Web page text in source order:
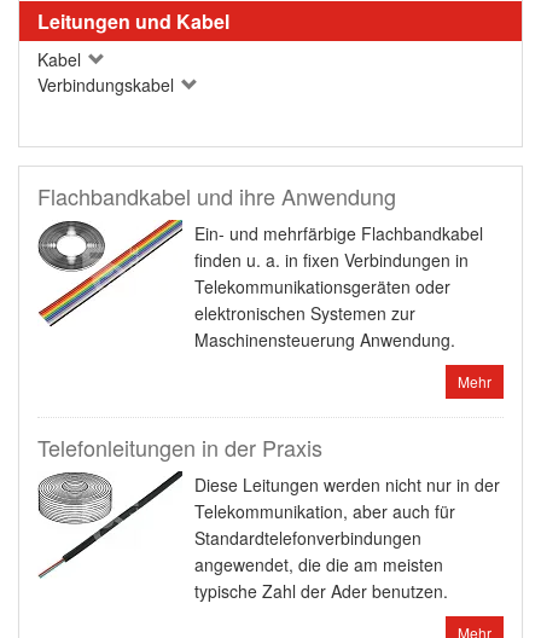
Leitungen und Kabel
Kabel
Verbindungskabel
Flachbandkabel und ihre Anwendung
Ein- und mehrfärbige Flachbandkabel
finden u. a. in fixen Verbindungen in
Telekommunikationsgeräten oder
elektronischen Systemen zur
Maschinensteuerung Anwendung.
Mehr
Telefonleitungen in der Praxis
Diese Leitungen werden nicht nur in der
Telekommunikation, aber auch für
Standardtelefonverbindungen
angewendet, die die am meisten
typische Zahl der Ader benutzen.
Mehr